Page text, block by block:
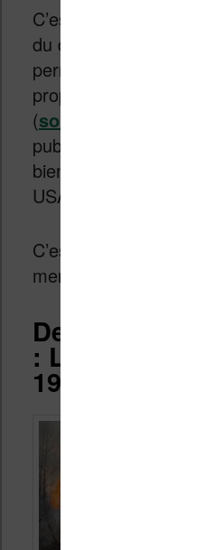
C’est totalement
du domaine publique
permet à des dizaines
proposer leur édition
(source
publique américain
bien sûr toujours
USA, sur
C’est donc un
mené par les
Deux livres
: La ferme
1984